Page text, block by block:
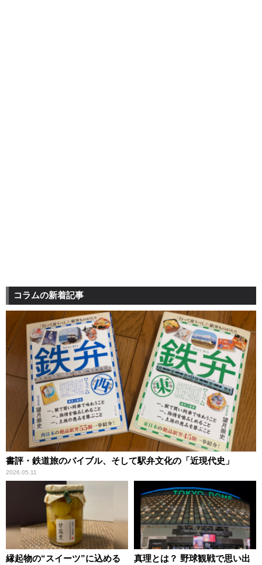
コラムの新着記事
書評・鉄道旅のバイブル、そして駅弁文化の「近現代史」
2026.05.11
縁起物の“スイーツ”に込める
真理とは？ 野球観戦で思い出